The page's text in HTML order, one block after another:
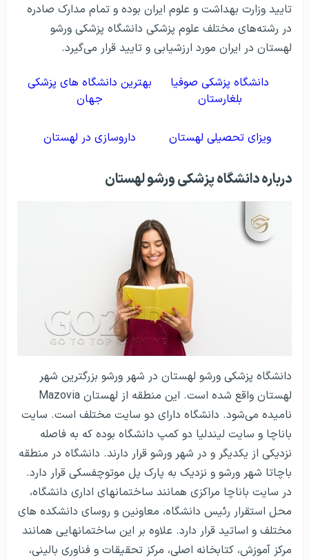
تایید وزارت بهداشت و علوم ایران بوده و تمام مدارک صادره
در رشته‌های مختلف علوم پزشکی دانشگاه پزشکی ورشو
لهستان در ایران مورد ارزشیابی و تایید قرار می‌گیرد.
دانشگاه پزشکی صوفیا
بلغارستان
بهترین دانشگاه های پزشکی
جهان
ویزای تحصیلی لهستان داروسازی در لهستان
درباره دانشگاه پزشکی ورشو لهستان
دانشگاه پزشکی ورشو لهستان در شهر ورشو بزرگترین شهر
لهستان واقع شده است. این منطقه از لهستان Mazovia
نامیده می‌شود. دانشگاه دارای دو سایت مختلف است. سایت
باناچا و سایت لیندلیا دو کمپ دانشگاه بوده که به فاصله
نزدیکی از یکدیگر و در شهر ورشو قرار دارند. دانشگاه در منطقه
باچاتا شهر ورشو و نزدیک به پارک پل موتوچفسکی قرار دارد.
در سایت باناچا مراکزی همانند ساختمانهای اداری دانشگاه،
محل استقرار رئیس دانشگاه، معاونین و روسای دانشکده های
مختلف و اساتید قرار دارد. علاوه بر این ساختمانهایی همانند
مرکز آموزش، کتابخانه اصلی، مرکز تحقیقات و فناوری بالینی،